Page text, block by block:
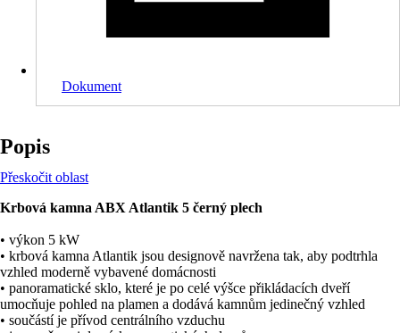
Dokument
Popis
Přeskočit oblast
Krbová kamna ABX Atlantik 5 černý plech
• výkon 5 kW
• krbová kamna Atlantik jsou designově navržena tak, aby podtrhla
vzhled moderně vybavené domácnosti
• panoramatické sklo, které je po celé výšce přikládacích dveří
umocňuje pohled na plamen a dodává kamnům jedinečný vzhled
• součástí je přívod centrálního vzduchu